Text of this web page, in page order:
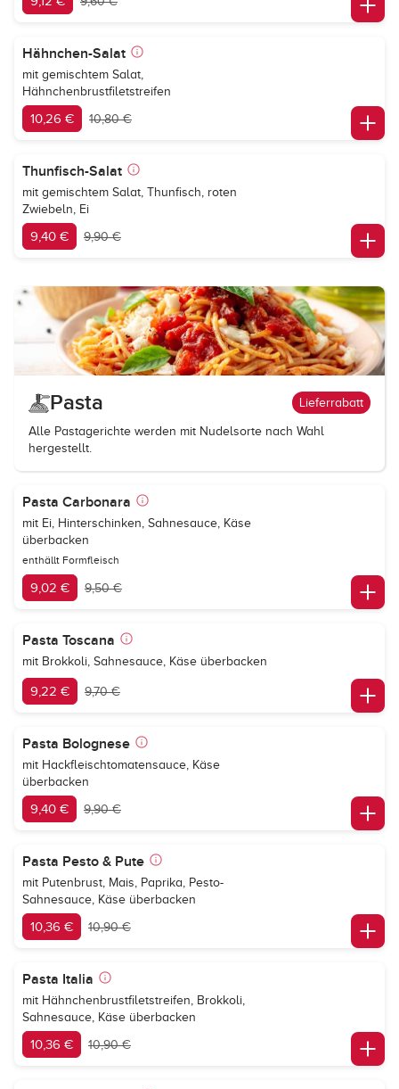
Hähnchen-Salat
mit gemischtem Salat,
Hähnchenbrustfiletstreifen
10,26 € 10,80 €
Thunfisch-Salat
mit gemischtem Salat, Thunfisch, roten
Zwiebeln, Ei
9,40 € 9,90 €
Pasta Lieferrabatt
Alle Pastagerichte werden mit Nudelsorte nach Wahl
hergestellt.
Pasta Carbonara
mit Ei, Hinterschinken, Sahnesauce, Käse
überbacken
enthällt Formfleisch
9,02 € 9,50 €
Pasta Toscana
mit Brokkoli, Sahnesauce, Käse überbacken
9,22 € 9,70 €
Pasta Bolognese
mit Hackfleischtomatensauce, Käse
überbacken
9,40 € 9,90 €
Pasta Pesto & Pute
mit Putenbrust, Mais, Paprika, Pesto-
Sahnesauce, Käse überbacken
10,36 € 10,90 €
Pasta Italia
mit Hähnchenbrustfiletstreifen, Brokkoli,
Sahnesauce, Käse überbacken
10,36 € 10,90 €